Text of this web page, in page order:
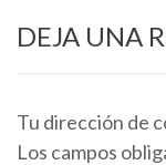
DEJA UNA
Tu dirección de
Los campos